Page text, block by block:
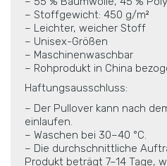
– Stoffgewicht: 450 g/m²
– Leichter, weicher Stoff
– Unisex-Größen
– Maschinenwaschbar
– Rohprodukt in China
Haftungsausschluss:
– Der Pullover kann nach
einlaufen.
– Waschen bei 30–40 °C.
– Die durchschnittliche
Produkt beträgt 7–14 Tage,